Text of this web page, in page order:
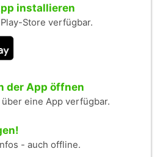
installieren
Store verfügbar.
der App öffnen
eine App verfügbar.
- auch offline.